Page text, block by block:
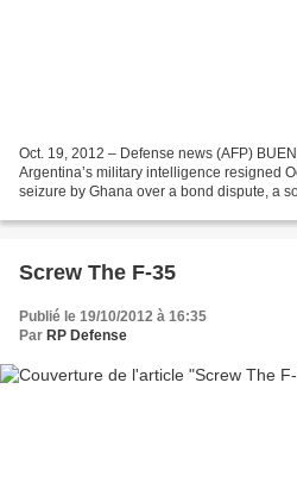
Oct. 19, 2012 – Defense news (AFP)
Argentina’s military intelligence resigned
seizure by Ghana over a bond dispute, a
Screw The F-35
Publié le 19/10/2012 à 16:35
Par RP Defense